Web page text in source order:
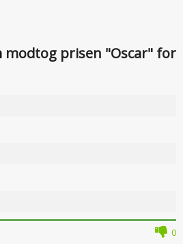
prisen "Oscar" for
0